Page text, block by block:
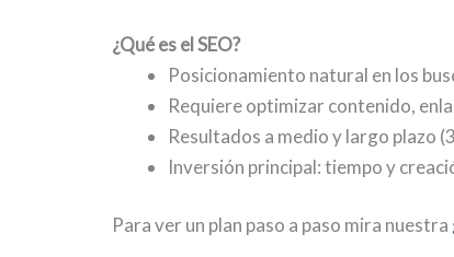
¿Qué es el SEO?
Posicionamiento natural en los
Requiere optimizar contenido,
Resultados a medio y largo plazo
Inversión principal: tiempo y
Para ver un plan paso a paso mira nuestra